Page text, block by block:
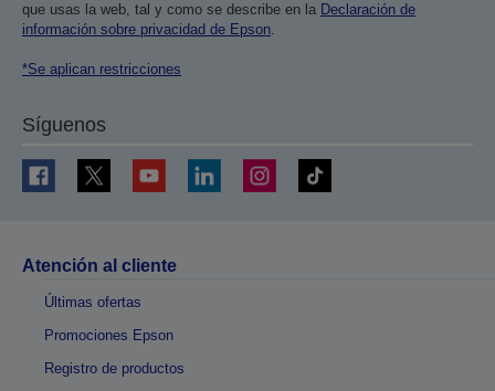
que usas la web, tal y como se describe en la Declaración de
información sobre privacidad de Epson.
*Se aplican restricciones
Síguenos
Atención al cliente
Últimas ofertas
Promociones Epson
Registro de productos